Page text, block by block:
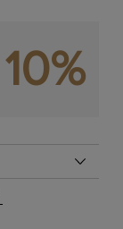
10%